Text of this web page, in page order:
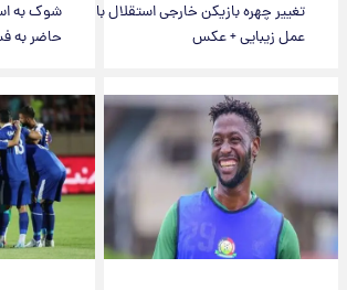
تغییر چهره بازیکن خارجی استقلال با
عمل زیبایی + عکس
شوک به
حاضر به